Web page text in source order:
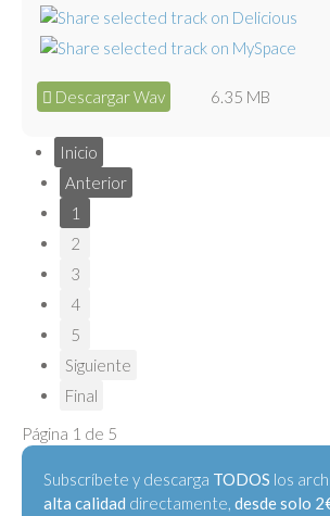
Descargar Wav 6.35 MB
Inicio
Anterior
1
2
3
4
5
Siguiente
Final
Página 1 de 5
Subscríbete y descarga TODOS los
alta calidad directamente, desde solo